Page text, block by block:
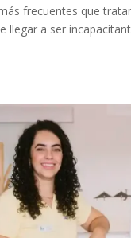
frecuentes que
llegar a ser